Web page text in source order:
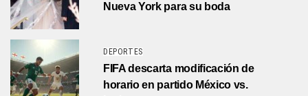
Nueva York para su boda
DEPORTES
FIFA descarta modificación de
horario en partido México vs.